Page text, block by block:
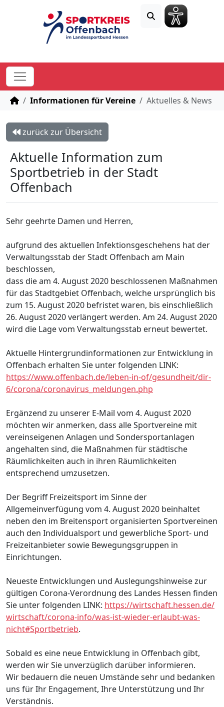
STARTSEITE
Informationen für Vereine Aktuelles & News
zurück zur Übersicht
Aktuelle Information zum
Sportbetrieb in der Stadt
Offenbach
Sehr geehrte Damen und Herren,
aufgrund des aktuellen Infektionsgeschehens hat der
Verwaltungsstab der Stadt Offenbach am Main
beschlossen,
dass die am 4. August 2020 beschlossenen Maßnahmen
für das Stadtgebiet Offenbach, welche ursprünglich bis
zum 15. August 2020 befristet waren, bis einschließlich
26. August 2020 verlängert werden. Am 24. August 2020
wird die Lage vom Verwaltungsstab erneut bewertet.
Aktuelle Hintergrundinformationen zur Entwicklung in
Offenbach erhalten Sie unter folgenden LINK:
https://www.offenbach.de/leben-in-of/gesundheit/dir-
6/corona/coronavirus_meldungen.php
Ergänzend zu unserer E-Mail vom 4. August 2020
möchten wir anmerken, dass alle Sportvereine mit
vereinseigenen Anlagen und Sondersportanlagen
angehalten sind, die Maßnahmen für städtische
Räumlichkeiten auch in ihren Räumlichkeiten
entsprechend umzusetzen.
Der Begriff Freizeitsport im Sinne der
Allgemeinverfügung vom 4. August 2020 beinhaltet
neben den im Breitensport organisierten Sportvereinen
auch den Individualsport und gewerbliche Sport- und
Freizeitanbieter sowie Bewegungsgruppen in
Einrichtungen.
Neueste Entwicklungen und Auslegungshinweise zur
gültigen Corona-Verordnung des Landes Hessen finden
Sie unter folgenden LINK: https://wirtschaft.hessen.de/
wirtschaft/corona-info/was-ist-wieder-erlaubt-was-
nicht#Sportbetrieb.
Sobald es eine neue Entwicklung in Offenbach gibt,
werden wir Sie unverzüglich darüber informieren.
Wir bedauern die neuen Umstände sehr und bedanken
uns für Ihr Engagement, Ihre Unterstützung und Ihr
Verständnis.